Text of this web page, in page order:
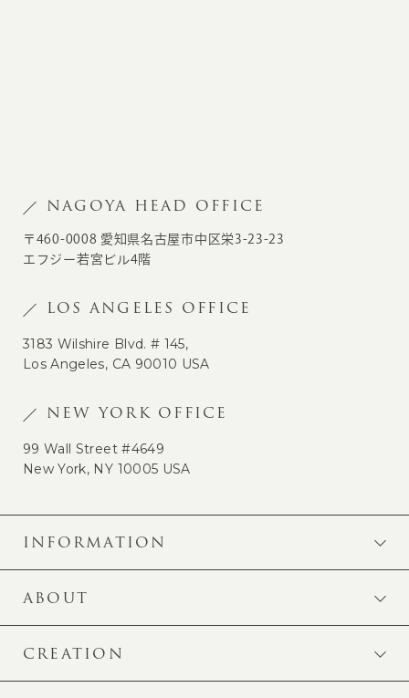
NAGOYA HEAD OFFICE
〒460-0008 愛知県名古屋市中区栄3-23-23
エフジー若宮ビル4階
LOS ANGELES OFFICE
3183 Wilshire Blvd. # 145,
Los Angeles, CA 90010 USA
NEW YORK OFFICE
99 Wall Street #4649
New York, NY 10005 USA
INFORMATION
ABOUT
CREATION